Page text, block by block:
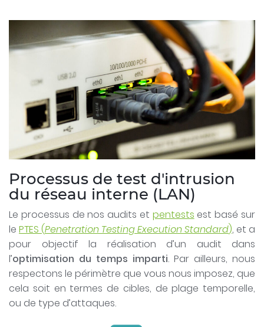
Processus de test d'intrusion
du réseau interne (LAN)
Le processus de nos audits et pentests est basé sur
le PTES (Penetration Testing Execution Standard), et a
pour objectif la réalisation d’un audit dans
l’optimisation du temps imparti. Par ailleurs, nous
respectons le périmètre que vous nous imposez, que
cela soit en termes de cibles, de plage temporelle,
ou de type d’attaques.